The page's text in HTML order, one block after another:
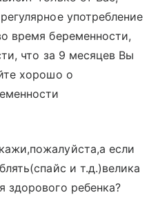
употребление
время беременности,
что за 9 месяцев Вы
хорошо о
если
и т.д.)велика
здорового ребенка?